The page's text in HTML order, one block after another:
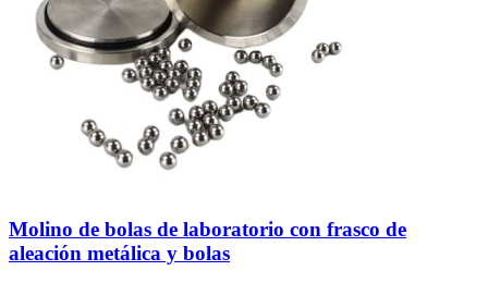
Molino de bolas de laboratorio con frasco de
aleación metálica y bolas